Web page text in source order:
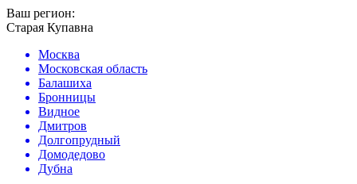
Ваш регион:
Старая Купавна
Москва
Московская область
Балашиха
Бронницы
Видное
Дмитров
Долгопрудный
Домодедово
Дубна